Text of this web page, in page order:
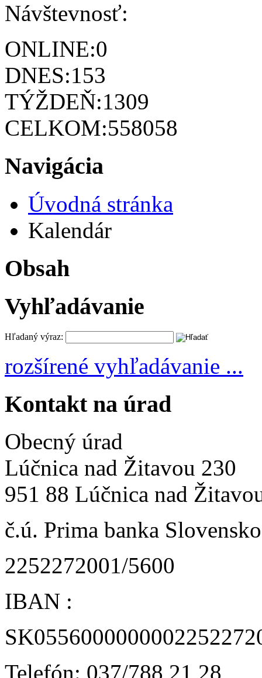
Návštevnosť:
ONLINE:0
DNES:153
TÝŽDEŇ:1309
CELKOM:558058
Navigácia
Úvodná stránka
Kalendár
Obsah
Vyhľadávanie
Hľadaný výraz:
rozšírené vyhľadávanie ...
Kontakt na úrad
Obecný úrad
Lúčnica nad Žitavou 230
951 88 Lúčnica nad
č.ú. Prima banka
2252272001/5600
IBAN :
Telefón: 037/788 21 28